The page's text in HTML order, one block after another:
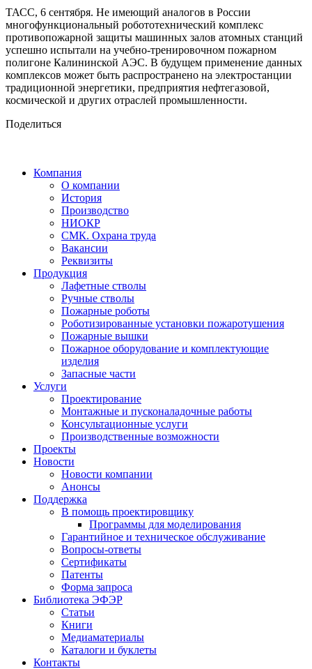
ТАСС, 6 сентября. Не имеющий аналогов в России
многофункциональный робототехнический комплекс
противопожарной защиты машинных залов атомных станций
успешно испытали на учебно-тренировочном пожарном
полигоне Калининской АЭС. В будущем применение данных
комплексов может быть распространено на электростанции
традиционной энергетики, предприятия нефтегазовой,
космической и других отраслей промышленности.
Поделиться
Компания
О компании
История
Производство
НИОКР
СМК. Охрана труда
Вакансии
Реквизиты
Продукция
Лафетные стволы
Ручные стволы
Пожарные роботы
Роботизированные установки пожаротушения
Пожарные вышки
Пожарное оборудование и комплектующие
изделия
Запасные части
Услуги
Проектирование
Монтажные и пусконаладочные работы
Консультационные услуги
Производственные возможности
Проекты
Новости
Новости компании
Анонсы
Поддержка
В помощь проектировщику
Программы для моделирования
Гарантийное и техническое обслуживание
Вопросы-ответы
Сертификаты
Патенты
Форма запроса
Библиотека ЭФЭР
Статьи
Книги
Медиаматериалы
Каталоги и буклеты
Контакты